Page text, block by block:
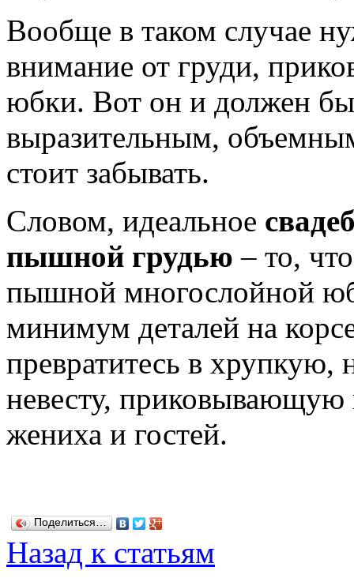
Вообще в таком случае
внимание от груди,
юбки. Вот он и должен
выразительным,
стоит забывать.
Словом, идеальное
пышной грудью – то,
пышной многослойной
минимум деталей на
превратитесь в
невесту, приковывающую
жениха и гостей.
Поделиться…
Назад к статьям